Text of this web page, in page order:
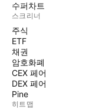
수퍼차트
스크리너
주식
ETF
채권
암호화폐
CEX 페어
DEX 페어
Pine
히트맵